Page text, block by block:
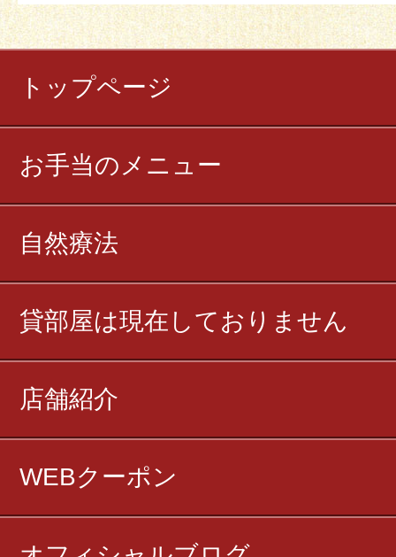
トップページ
お手当のメニュー
自然療法
貸部屋は現在しておりません
店舗紹介
WEBクーポン